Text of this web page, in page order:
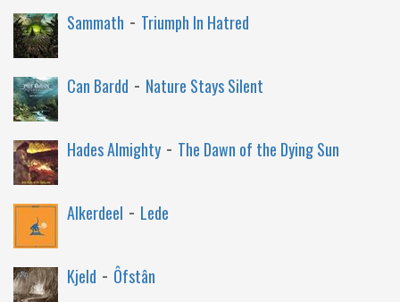
Sammath - Triumph In Hatred
Can Bardd - Nature Stays Silent
Hades Almighty - The Dawn of the Dying Sun
Alkerdeel - Lede
Kjeld - Ôfstân